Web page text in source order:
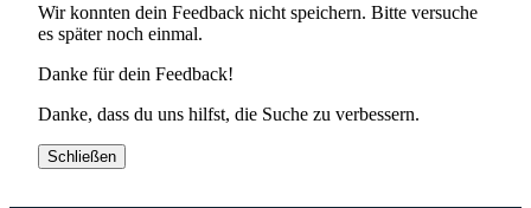
Wir konnten dein Feedback nicht speichern. Bitte versuche
es später noch einmal.
Danke für dein Feedback!
Danke, dass du uns hilfst, die Suche zu verbessern.
Schließen